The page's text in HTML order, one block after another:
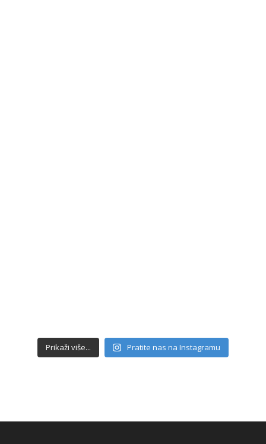
Prikaži više... Pratite nas na Instagramu